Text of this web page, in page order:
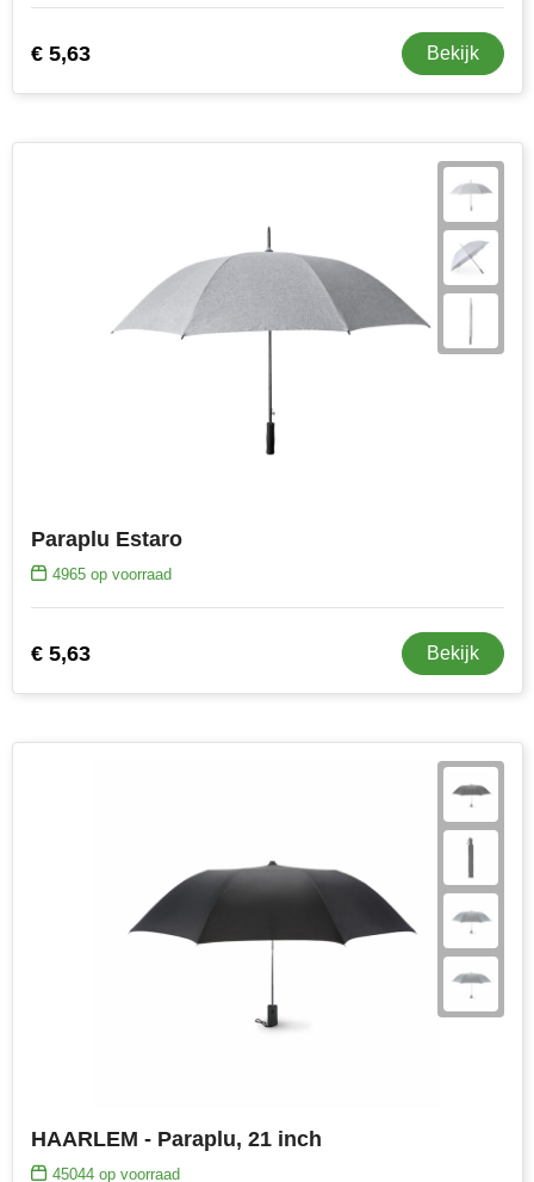
€ 5,63 Bekijk
Paraplu Estaro
4965op voorraad
€ 5,63 Bekijk
HAARLEM - Paraplu, 21 inch
45044op voorraad